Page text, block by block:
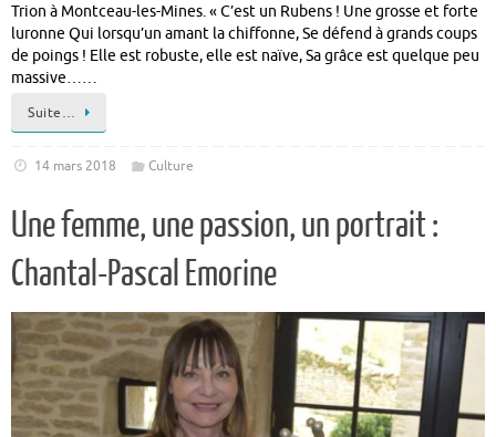
Trion à Montceau-les-Mines. « C’est un Rubens ! Une grosse et forte
luronne Qui lorsqu’un amant la chiffonne, Se défend à grands coups
de poings ! Elle est robuste, elle est naïve, Sa grâce est quelque peu
massive……
Suite…
14 mars 2018 Culture
Une femme, une passion, un portrait :
Chantal-Pascal Emorine